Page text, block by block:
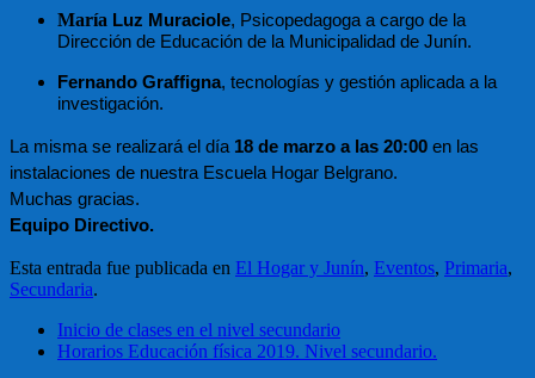
María Luz Muraciole, Psicopedagoga a cargo de la
Dirección de Educación de la Municipalidad de Junín.
Fernando Graffigna, tecnologías y gestión aplicada a la
investigación.
La misma se realizará el día 18 de marzo a las 20:00 en las
instalaciones de nuestra Escuela Hogar Belgrano.
Muchas gracias.
Equipo Directivo.
Esta entrada fue publicada en El Hogar y Junín, Eventos, Primaria,
Secundaria.
Inicio de clases en el nivel secundario
Horarios Educación física 2019. Nivel secundario.